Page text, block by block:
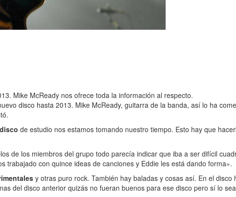
Mike McReady nos ofrece toda la información al respecto.
disco hasta 2013. Mike McReady, guitarra de la banda, así lo ha
de estudio nos estamos tomando nuestro tiempo. Esto hay que
de los miembros del grupo todo parecía indicar que iba a ser difícil
trabajado con quince ideas de canciones y Eddie les está dando forma».
y otras puro rock. También hay baladas y cosas así. En el
del disco anterior quizás no fueran buenos para ese disco pero sí lo